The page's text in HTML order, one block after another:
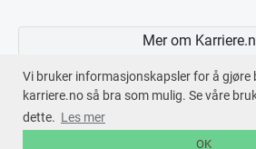
Vi bruker informasjonskapsler for å gjøre
karriere.no så bra som mulig. Se våre
dette. Les mer
OK
Mer om
Karriere.no